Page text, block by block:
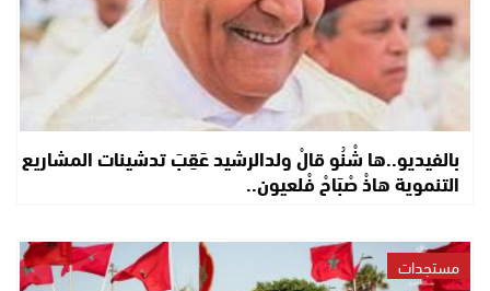
بالفيديو..ها شْنُو قالْ ولدالرشيد عَقِبَ تدشينات المشاريع
التنموية هاذْ صْبَاحْ فْلعيون..
مستجدات